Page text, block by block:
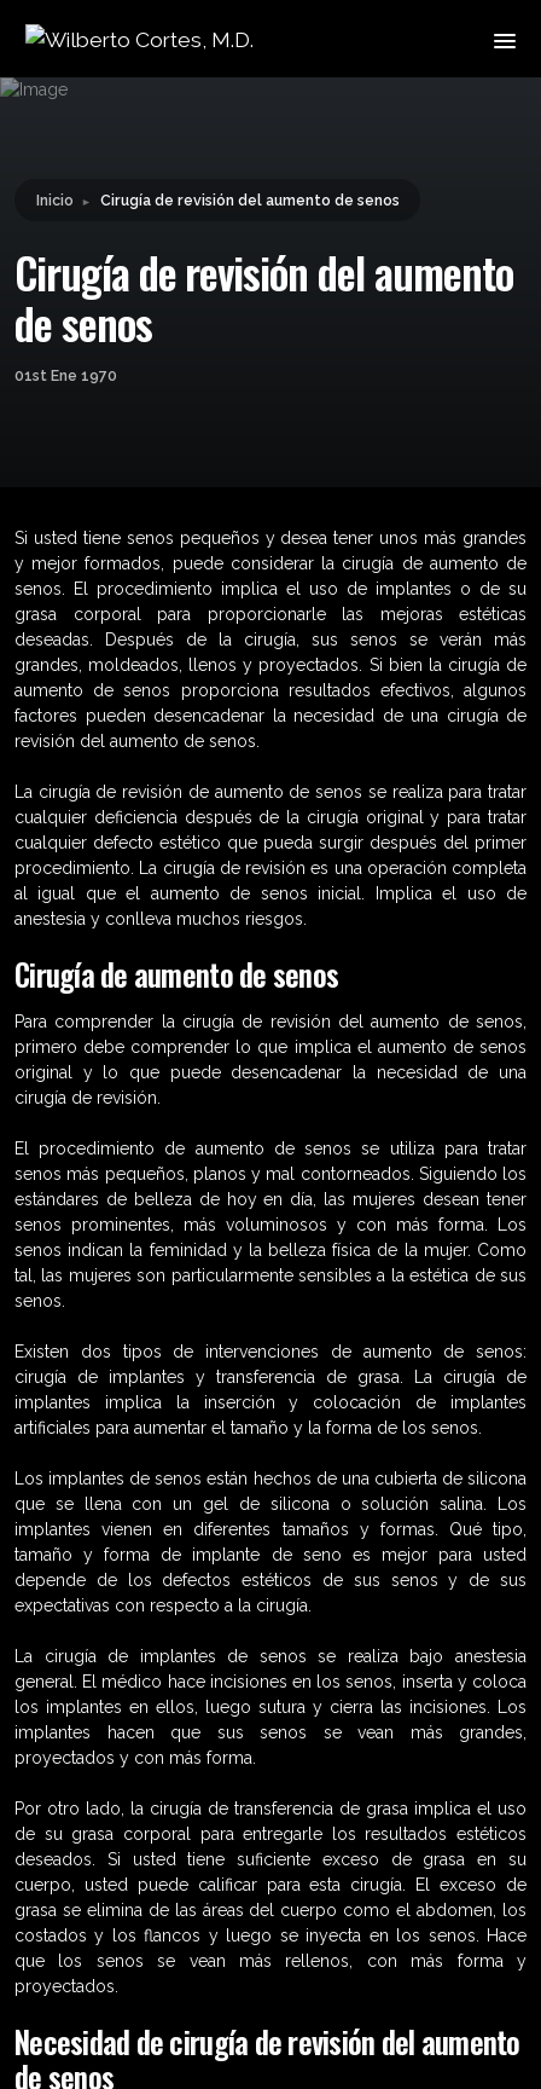
Leyendo:
aumento de senos
Inicio ► Cirugía de revisión del aumento de senos
Cirugía de revisión del aumento
de senos
01st Ene 1970
Si usted tiene senos pequeños y desea tener unos más grandes
y mejor formados, puede considerar la cirugía de aumento de
senos. El procedimiento implica el uso de implantes o de su
grasa corporal para proporcionarle las mejoras estéticas
deseadas. Después de la cirugía, sus senos se verán más
grandes, moldeados, llenos y proyectados. Si bien la cirugía de
aumento de senos proporciona resultados efectivos, algunos
factores pueden desencadenar la necesidad de una cirugía de
revisión del aumento de senos.
La cirugía de revisión de aumento de senos se realiza para tratar
cualquier deficiencia después de la cirugía original y para tratar
cualquier defecto estético que pueda surgir después del primer
procedimiento. La cirugía de revisión es una operación completa
al igual que el aumento de senos inicial. Implica el uso de
anestesia y conlleva muchos riesgos.
Cirugía de aumento de senos
Para comprender la cirugía de revisión del aumento de senos,
primero debe comprender lo que implica el aumento de senos
original y lo que puede desencadenar la necesidad de una
cirugía de revisión.
El procedimiento de aumento de senos se utiliza para tratar
senos más pequeños, planos y mal contorneados. Siguiendo los
estándares de belleza de hoy en día, las mujeres desean tener
senos prominentes, más voluminosos y con más forma. Los
senos indican la feminidad y la belleza física de la mujer. Como
tal, las mujeres son particularmente sensibles a la estética de sus
senos.
Existen dos tipos de intervenciones de aumento de senos:
cirugía de implantes y transferencia de grasa. La cirugía de
implantes implica la inserción y colocación de implantes
artificiales para aumentar el tamaño y la forma de los senos.
Los implantes de senos están hechos de una cubierta de silicona
que se llena con un gel de silicona o solución salina. Los
implantes vienen en diferentes tamaños y formas. Qué tipo,
tamaño y forma de implante de seno es mejor para usted
depende de los defectos estéticos de sus senos y de sus
expectativas con respecto a la cirugía.
La cirugía de implantes de senos se realiza bajo anestesia
general. El médico hace incisiones en los senos, inserta y coloca
los implantes en ellos, luego sutura y cierra las incisiones. Los
implantes hacen que sus senos se vean más grandes,
proyectados y con más forma.
Por otro lado, la cirugía de transferencia de grasa implica el uso
de su grasa corporal para entregarle los resultados estéticos
deseados. Si usted tiene suficiente exceso de grasa en su
cuerpo, usted puede calificar para esta cirugía. El exceso de
grasa se elimina de las áreas del cuerpo como el abdomen, los
costados y los flancos y luego se inyecta en los senos. Hace
que los senos se vean más rellenos, con más forma y
proyectados.
Necesidad de cirugía de revisión del aumento
de senos